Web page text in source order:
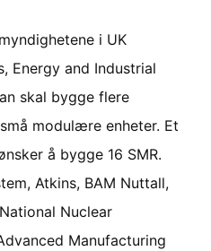
i UK
Energy and Industrial
skal bygge flere
modulære enheter. Et
å bygge 16 SMR.
Atkins, BAM Nuttall,
Nuclear
Manufacturing